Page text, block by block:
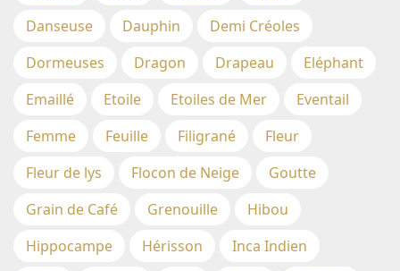
Danseuse
Dauphin
Demi Créoles
Dormeuses
Dragon Drapeau
Eléphant
Emaillé
Etoile Etoiles de Mer
Eventail
Femme
Feuille Filigrané
Fleur
Fleur de lys
Flocon de Neige
Goutte
Grain de Café
Grenouille
Hibou
Hippocampe
Hérisson
Inca Indien